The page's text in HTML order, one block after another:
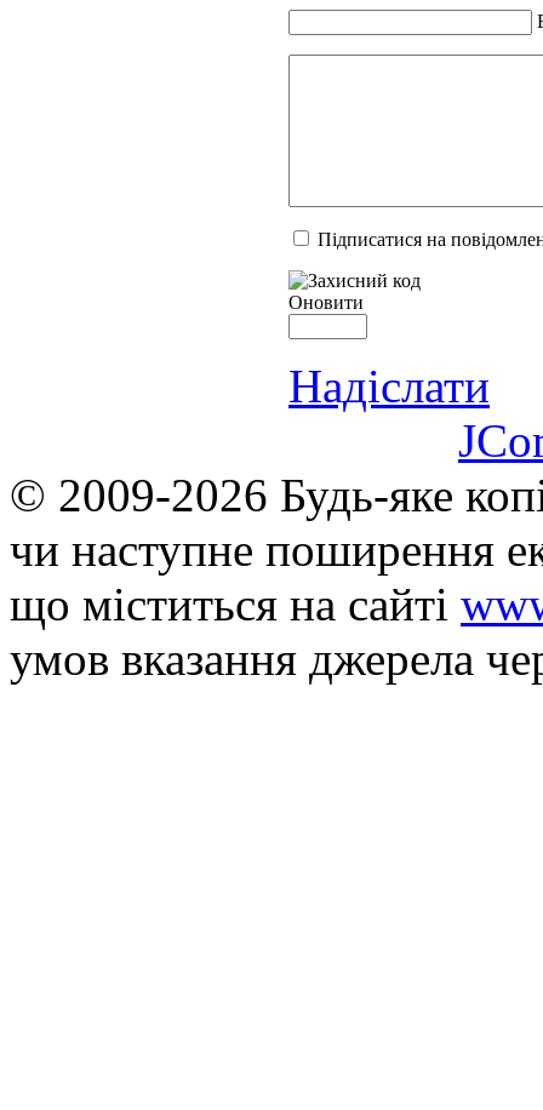
Підписатися на
Оновити
Надіслати
© 2009-2026 Будь-яке
чи наступне поширення
що мiститься на сайті
умов вказання джерела